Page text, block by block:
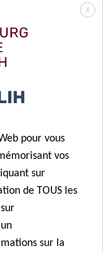
to
X
pour vous
vos
sur
de TOUS les
sur la